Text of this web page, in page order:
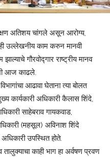
अतिशय चांगले असून आरोग्य,
उल्लेखनीय काम करुन मानवी
गौरवोद्गार राष्ट्रीय मानव
आज काढले.
आढावा घेताना त्या बोलत
कार्यकारी अधिकारी कैलास शिंदे,
साहेबराव गायकवाड,
(महसूल) अविनाश शिंदे
अधिकारी उपस्थित होते.
काही भाग हा अर्वषण प्रवण